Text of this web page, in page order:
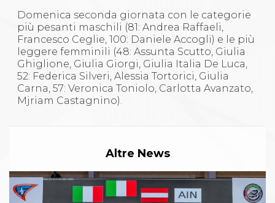
Domenica seconda giornata con le categorie
più pesanti maschili (81: Andrea Raffaeli,
Francesco Ceglie, 100: Daniele Accogli) e le più
leggere femminili (48: Assunta Scutto, Giulia
Ghiglione, Giulia Giorgi, Giulia Italia De Luca,
52: Federica Silveri, Alessia Tortorici, Giulia
Carna, 57: Veronica Toniolo, Carlotta Avanzato,
Mjriam Castagnino).
Altre News